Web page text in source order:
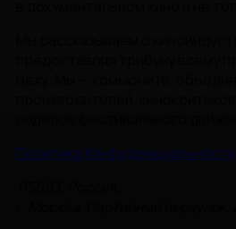
Политика Конфиденциальности